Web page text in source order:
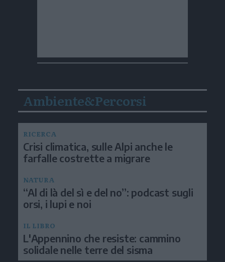
Ambiente&Percorsi
RICERCA
Crisi climatica, sulle Alpi anche le
farfalle costrette a migrare
NATURA
“Al di là del sì e del no”: podcast sugli
orsi, i lupi e noi
IL LIBRO
L'Appennino che resiste: cammino
solidale nelle terre del sisma